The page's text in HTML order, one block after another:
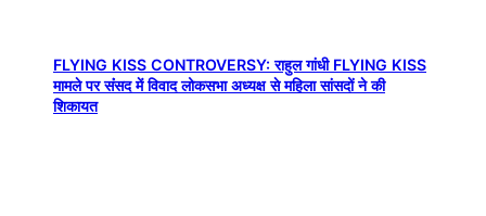
FLYING KISS CONTROVERSY: राहुल गांधी FLYING KISS
मामले पर संंसद में विवाद लोकसभा अध्यक्ष से महिला सांसदों ने की
शिकायत